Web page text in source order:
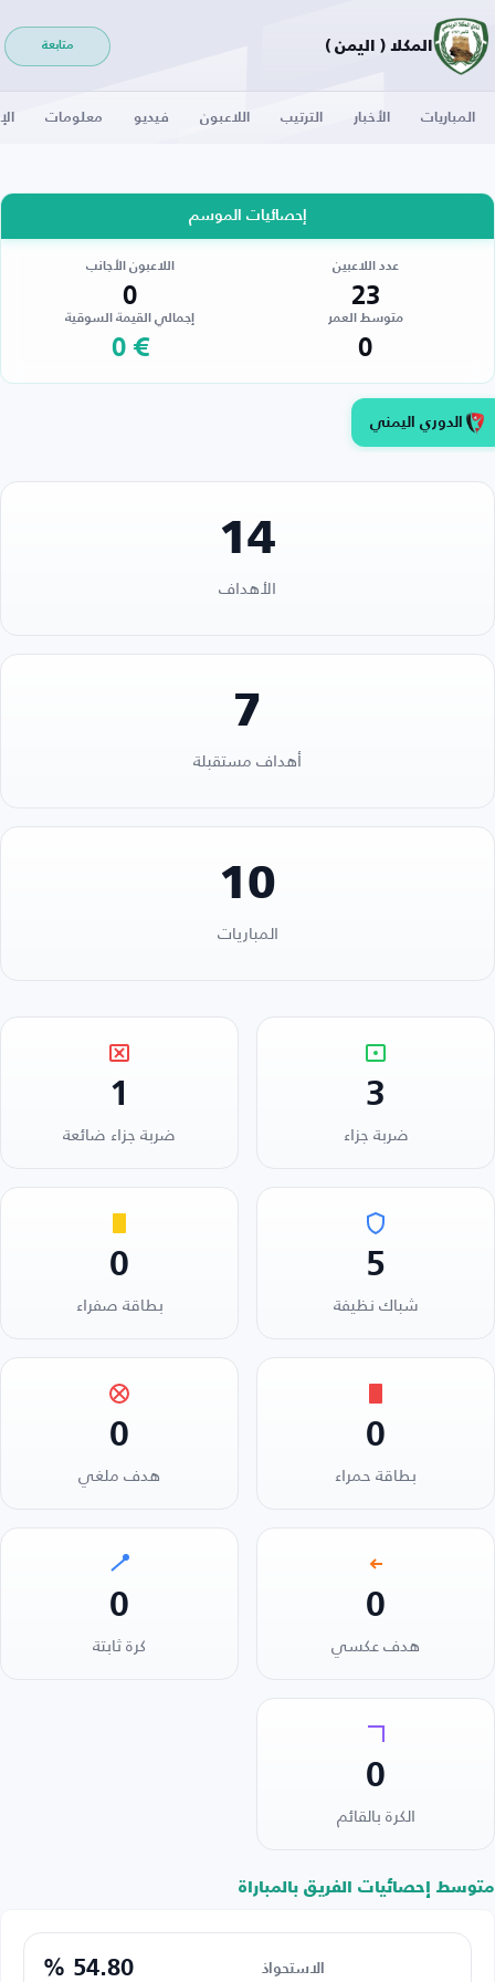
المكلا ( اليمن ) متابعة
المباريات الأخبار الترتيب اللاعبون فيديو معلومات
إحصائيات الموسم
عدد اللاعبين
23
اللاعبون الأجانب
0
متوسط العمر
0
إجمالي القيمة السوقية
€ 0
الدوري اليمني
14
الأهداف
7
أهداف مستقبلة
10
المباريات
3
ضربة جزاء
1
ضربة جزاء ضائعة
5
شباك نظيفة
0
بطاقة صفراء
0
بطاقة حمراء
0
هدف ملغي
0
هدف عكسي
0
كرة ثابتة
0
الكرة بالقائم
متوسط إحصائيات الفريق بالمباراة
الاستحواذ 54.80 %